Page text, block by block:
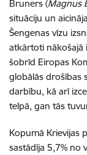
Bruners (Magnus
situāciju un
Šengenas vīzu
atkārtoti nākošajā
šobrīd Eiropas
globālās drošības
darbību, kā arī
telpā, gan tās
Kopumā Krievijas
sastādīja 5,7% no